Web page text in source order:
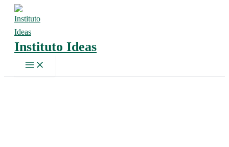
contenido
Instituto Ideas
Main